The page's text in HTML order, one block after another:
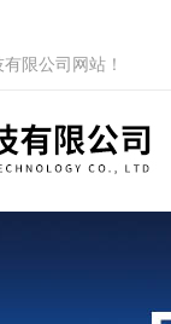
限公司网站！